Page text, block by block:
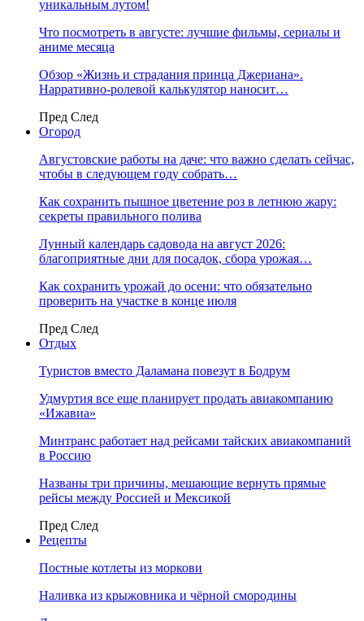
уникальным лутом!
Что посмотреть в августе: лучшие фильмы, сериалы и
аниме месяца
Обзор «Жизнь и страдания принца Джериана».
Нарративно-ролевой калькулятор наносит…
Пред След
Огород
Августовские работы на даче: что важно сделать сейчас,
чтобы в следующем году собрать…
Как сохранить пышное цветение роз в летнюю жару:
секреты правильного полива
Лунный календарь садовода на август 2026:
благоприятные дни для посадок, сбора урожая…
Как сохранить урожай до осени: что обязательно
проверить на участке в конце июля
Пред След
Отдых
Туристов вместо Даламана повезут в Бодрум
Удмуртия все еще планирует продать авиакомпанию
«Ижавиа»
Минтранс работает над рейсами тайских авиакомпаний
в Россию
Названы три причины, мешающие вернуть прямые
рейсы между Россией и Мексикой
Пред След
Рецепты
Постные котлеты из моркови
Наливка из крыжовника и чёрной смородины